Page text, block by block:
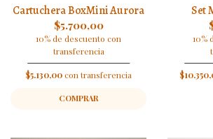
Cartuchera BoxMini Aurora
$5.700,00
10% de descuento con
transferencia
$5.130,00con transferencia
COMPRAR
Set
10%